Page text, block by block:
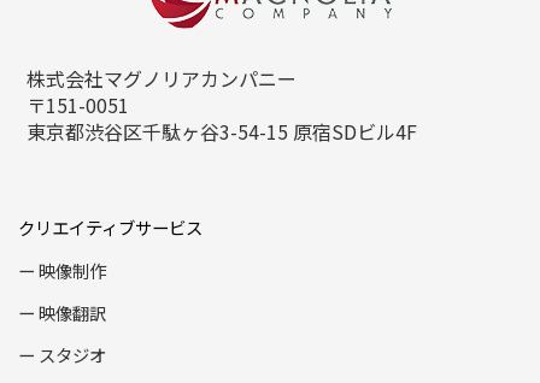
株式会社マグノリアカンパニー
〒151-0051
東京都渋谷区千駄ヶ谷3-54-15 原宿SDビル4F
クリエイティブサービス
映像制作
映像翻訳
スタジオ